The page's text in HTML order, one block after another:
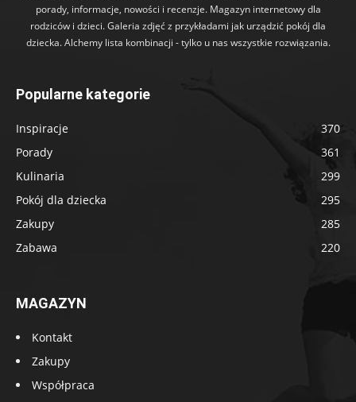
porady, informacje, nowości i recenzje. Magazyn internetowy dla
rodziców i dzieci. Galeria zdjęć z przykładami jak urządzić pokój dla
dziecka. Alchemy lista kombinacji - tylko u nas wszystkie rozwiązania.
Popularne kategorie
Inspiracje
370
Porady
361
Kulinaria
299
Pokój dla dziecka
295
Zakupy
285
Zabawa
220
MAGAZYN
Kontakt
Zakupy
Współpraca